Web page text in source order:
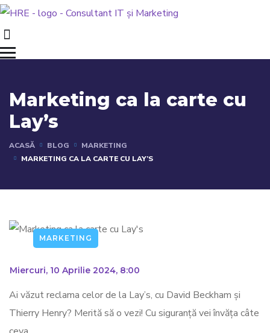
Marketing ca la carte cu
Lay’s
ACASĂ BLOG
MARKETING
MARKETING CA LA CARTE CU LAY’S
MARKETING
Miercuri, 10 Aprilie 2024, 8:00
Ai văzut reclama celor de la Lay’s, cu David Beckham și
Thierry Henry? Merită să o vezi! Cu siguranță vei învăța câte